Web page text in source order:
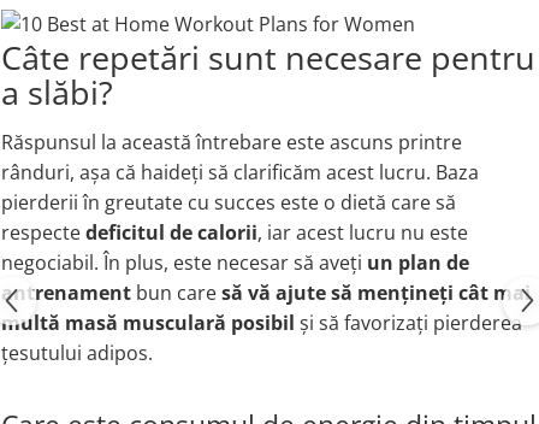
Câte repetări sunt necesare pentru
a slăbi?
Răspunsul la această întrebare este ascuns printre
rânduri, așa că haideți să clarificăm acest lucru. Baza
pierderii în greutate cu succes este o dietă care să
respectedeficitul de calorii, iar acest lucru nu este
negociabil. În plus, este necesar să aveți un plan de
antrenament bun caresă vă ajute să mențineți cât mai
multă masă musculară posibil și să favorizați pierderea
țesutului adipos.